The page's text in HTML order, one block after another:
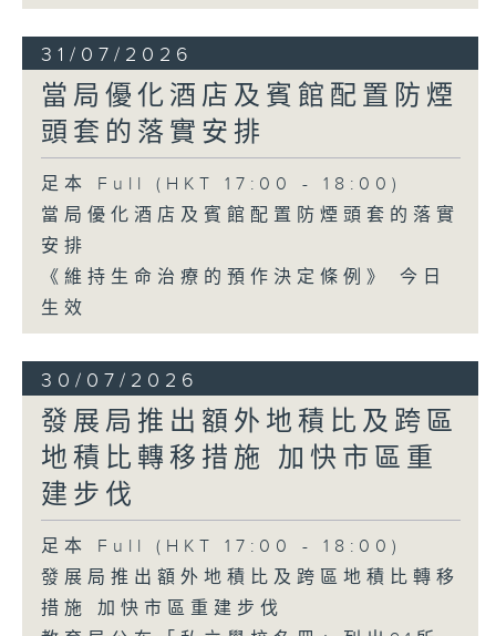
31/07/2026
當局優化酒店及賓館配置防煙
頭套的落實安排
足本 Full (HKT 17:00 - 18:00)
當局優化酒店及賓館配置防煙頭套的落實
安排
《維持生命治療的預作決定條例》 今日
生效
30/07/2026
發展局推出額外地積比及跨區
地積比轉移措施 加快市區重
建步伐
足本 Full (HKT 17:00 - 18:00)
發展局推出額外地積比及跨區地積比轉移
措施 加快市區重建步伐